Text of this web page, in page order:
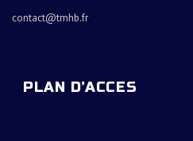
contact@tmhb.fr
PLAN D’ACCES